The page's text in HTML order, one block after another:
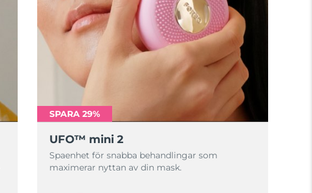
SPARA 29%
UFO™ mini 2
Spaenhet för snabba behandlingar som
maximerar nyttan av din mask.